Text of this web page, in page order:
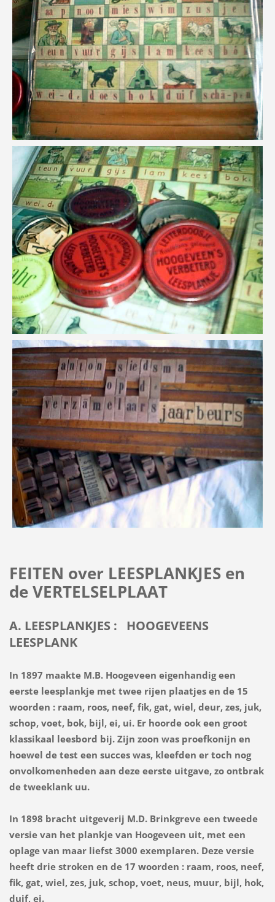
FEITEN over LEESPLANKJES en
de VERTELSELPLAAT
A. LEESPLANKJES : HOOGEVEENS
LEESPLANK
In 1897 maakte M.B. Hoogeveen eigenhandig een
eerste leesplankje met twee rijen plaatjes en de 15
woorden : raam, roos, neef, fik, gat, wiel, deur, zes, juk,
schop, voet, bok, bijl, ei, ui. Er hoorde ook een groot
klassikaal leesbord bij. Zijn zoon was proefkonijn en
hoewel de test een succes was, kleefden er toch nog
onvolkomenheden aan deze eerste uitgave, zo ontbrak
de tweeklank uu.
In 1898 bracht uitgeverij M.D. Brinkgreve een tweede
versie van het plankje van Hoogeveen uit, met een
oplage van maar liefst 3000 exemplaren. Deze versie
heeft drie stroken en de 17 woorden : raam, roos, neef,
fik, gat, wiel, zes, juk, schop, voet, neus, muur, bijl, hok,
duif, ei.